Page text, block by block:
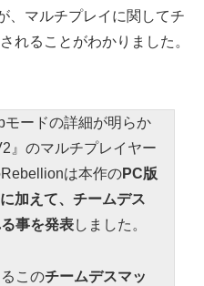
、マルチプレイに関してチ
れることがわかりました。
ードの詳細が明らか
』のマルチプレイヤー
は本作のPC版
加えて、チームデス
事を発表しました。
このチームデスマッ